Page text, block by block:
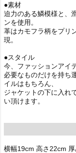
●素材
迫力のある鱗模様と、
ンを使用。
革はカモフラ柄をプリ
現。
●スタイル
今、ファッションアイ
必要なものだけを持ち
イルはもちろん、
ジャケットの下に入れ
い頂けます。
横幅19cm 高さ22cm